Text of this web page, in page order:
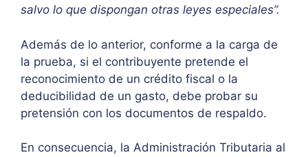
salvo lo que dispongan otras leyes especiales”.
Además de lo anterior, conforme a la carga de
la prueba, si el contribuyente pretende el
reconocimiento de un crédito fiscal o la
deducibilidad de un gasto, debe probar su
pretensión con los documentos de respaldo.
En consecuencia, la Administración Tributaria al